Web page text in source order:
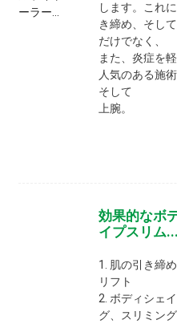
します。これ
き締め、そし
だけでなく、
また、炎症を
人気のある施
そして
上腕。
効果的なボ
イプスリム...
1. 肌の引き締
リフト
2. ボディシェ
グ、スリミン